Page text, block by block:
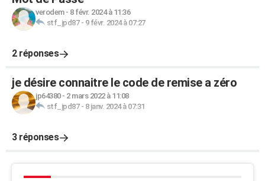
verodem- 8 févr. 2024 à 11:36
stf_jpd87- 9 févr. 2024 à 07:27
2 réponses
je désire connaitre le code de remise a zéro
jp64380- 2 mars 2022 à 11:08
stf_jpd87- 8 janv. 2024 à 07:31
3 réponses